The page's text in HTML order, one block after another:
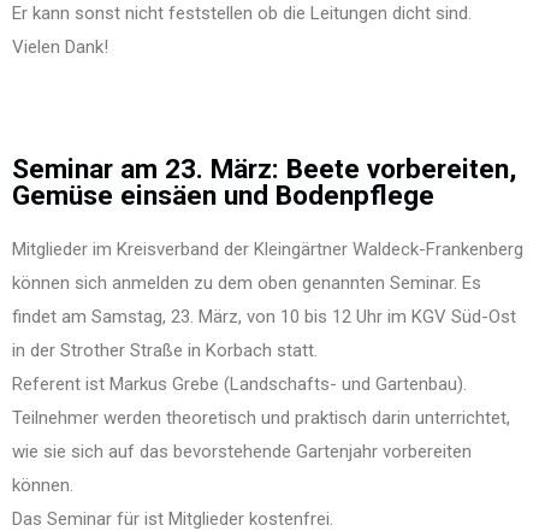
Er kann sonst nicht feststellen ob die Leitungen dicht sind.
Vielen Dank!
Seminar am 23. März: Beete vorbereiten,
Gemüse einsäen und Bodenpflege
Mitglieder im Kreisverband der Kleingärtner Waldeck-Frankenberg
können sich anmelden zu dem oben genannten Seminar. Es
findet am Samstag, 23. März, von 10 bis 12 Uhr im KGV Süd-Ost
in der Strother Straße in Korbach statt.
Referent ist Markus Grebe (Landschafts- und Gartenbau).
Teilnehmer werden theoretisch und praktisch darin unterrichtet,
wie sie sich auf das bevorstehende Gartenjahr vorbereiten
können.
Das Seminar für ist Mitglieder kostenfrei.